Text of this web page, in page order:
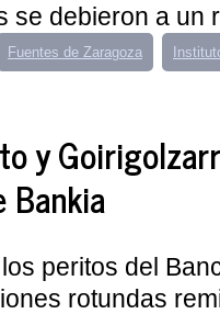
se debieron a un
Fuentes de Zaragoza
y
Bankia
peritos del
rotundas